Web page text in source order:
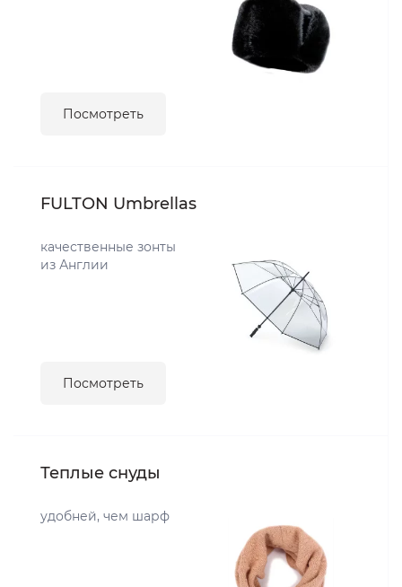
Посмотреть
FULTON Umbrellas
качественные зонты
из Англии
Посмотреть
Теплые снуды
удобней, чем шарф